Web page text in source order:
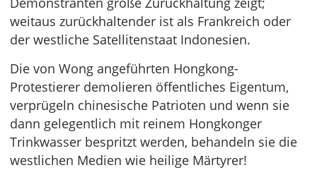
weitaus zurückhaltender ist als Frankreich oder
der westliche Satellitenstaat Indonesien.
Die von Wong angeführten Hongkong-
Protestierer demolieren öffentliches Eigentum,
verprügeln chinesische Patrioten und wenn sie
dann gelegentlich mit reinem Hongkonger
Trinkwasser bespritzt werden, behandeln sie die
westlichen Medien wie heilige Märtyrer!